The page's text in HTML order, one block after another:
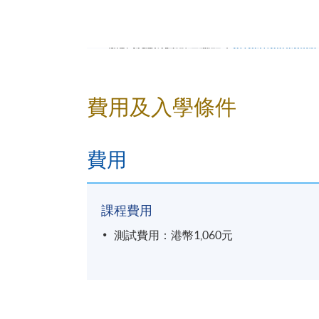
* 地點及辦公時間請瀏覽： https://
中心確認。
英文姓名的空格必須與身份證完全相
曾經報讀HKU SPACE課程的學員，請
資料有誤/文件不齊之申請或會被取消。
費用及入學條件
費用
課程費用
測試費用：港幣1,060元